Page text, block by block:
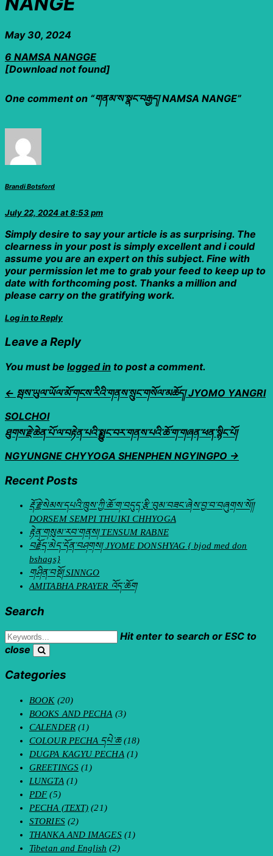
May 30, 2024
6 NAMSA NANGGE
[Download not found]
One comment on “གནམ་ས་སྣང་བརྒྱད། NAMSA NANGE”
Brandi Botsford
July 22, 2024at 8:53 pm
Simply desire to say your article is as surprising. The
clearness in your post is simply excellent and i could
assume you are an expert on this subject. Fine with
your permission let me to grab your feed to keep up to
date with forthcoming post. Thanks a million and
please carry on the gratifying work.
Log in to Reply
Leave a Reply
You must be logged in to post a comment.
← སྦས་ཡུལ་ཡོལ་མོ་གངས་རིའི་གནས་སྲུང་གསོལ་མཆོད། JYOMO YANGRI
SOLCHOI
ཐུགས་རྗེ་ཆེན་པོ་ལ་བརྟེན་པའི་སྨྱུང་བར་གནས་པའི་ཆོ་ག་གཞན་ཕན་སྙིང་པོ།
NGYUNGNE CHYYOGA SHENPHEN NGYINGPO →
Recent Posts
རྡོ་རྗེ་སེམས་དཔའི་ཁྲུས་ཀྱི་ཆོ་ག་བདུད་རྩི་བུམ་བཟང་ཞེས་བྱ་བ་བཞུགས་སོ།།
DORSEM SEMPI THUIKI CHHYOGA
རྟེན་གསུམ་རབ་གནས། TENSUM RABNE
བརྗོད་མེད་དོན་བཤགས། JYOME DONSHYAG { bjod med don
bshags}
གཤིན་བསྔོ། SINNGO
AMITABHA PRAYER འོད་ཆོག
Search
Hit enter to search or ESC to
close
Categories
BOOK(20)
BOOKS AND PECHA (3)
CALENDER(1)
COLOUR PECHA དཔེ་ཆ(18)
DUGPA KAGYU PECHA (1)
GREETINGS(1)
LUNGTA (1)
PDF(5)
PECHA (TEXT) (21)
STORIES(2)
THANKA AND IMAGES(1)
Tibetan and English (2)